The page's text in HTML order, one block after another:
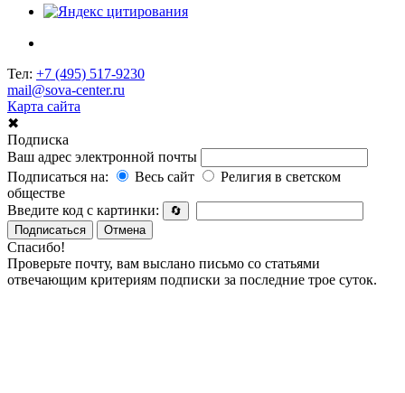
Тел: +7 (495) 517-9230
mail@sova-center.ru
Карта сайта
✖
Подписка
Ваш адрес электронной почты
Подписаться на:
Весь сайт
Религия в светском
обществе
Введите код с картинки:
🔄
Подписаться
Отмена
Спасибо!
Проверьте почту, вам выслано письмо со статьями
отвечающим критериям подписки за последние трое суток.